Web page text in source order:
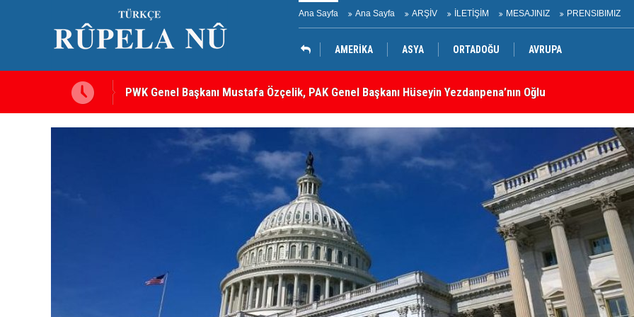
Ana Sayfa Ana Sayfa ARŞİV İLETİŞİM MESAJINIZ PRENSIBIMIZ
AMERİKA ASYA ORTADOĞU AVRUPA
Oğlu İçin Kendisiyle 12 maddelik çerçeve yasanın tam metni belli oldu: İşte tam metin!